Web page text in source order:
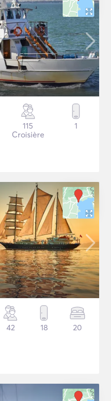
115
Croisière
1
42 18 20